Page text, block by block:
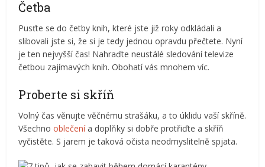
Četba
Pusťte se do četby knih, které jste již roky odkládali a
slibovali jste si, že si je tedy jednou opravdu přečtete. Nyní
je ten nejvyšší čas! Nahraďte neustálé sledování televize
četbou zajímavých knih. Obohatí vás mnohem víc.
Proberte si skříň
Volný čas věnujte věčnému strašáku, a to úklidu vaší skříně.
Všechnooblečenía doplňky si dobře protřiďte a skříň
vyčistěte. S jarem je taková očista neodmyslitelně spjata.